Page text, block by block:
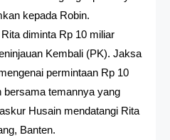
kepada Robin.
diminta Rp 10 miliar
Kembali (PK). Jaksa
permintaan Rp 10
bersama temannya yang
Husain mendatangi Rita
Banten.